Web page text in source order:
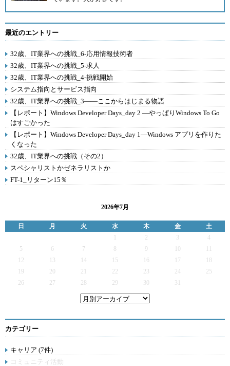
最近のエントリー
32歳、IT業界への挑戦_6-応用情報技術者
32歳、IT業界への挑戦_5-求人
32歳、IT業界への挑戦_4-挑戦開始
システム指向とサービス指向
32歳、IT業界への挑戦_3――ここからはじまる物語
【レポート】Windows Developer Days_day 2 ―やっぱりWindows To Go
はすごかった
【レポート】Windows Developer Days_day 1―Windows アプリを作りた
くなった
32歳、IT業界への挑戦（その2）
スペシャリストかゼネラリストか
FT-1_リターン15％
2026年7月
日 月 火 水 木 金
土
2 3
4
5
6 7 9
12
13 14 15 16 17
19
20 21 22 23 24
25
26
27 28 29 30 31
カテゴリー
キャリア (7件)
コミュニティ活動